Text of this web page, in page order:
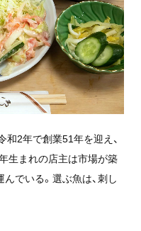
2年で創業51年を迎え、
生まれの店主は市場が築
でいる。選ぶ魚は、刺し